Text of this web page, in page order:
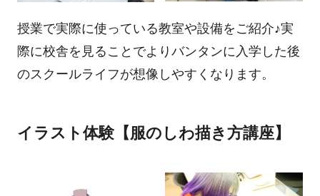
授業で実際に使っている教室や設備をご紹介♪実
際に校舎を見ることでよりバンタンに入学した後
のスクールライフが想像しやすくなります。
イラスト体験【服のしわ描き方講座】